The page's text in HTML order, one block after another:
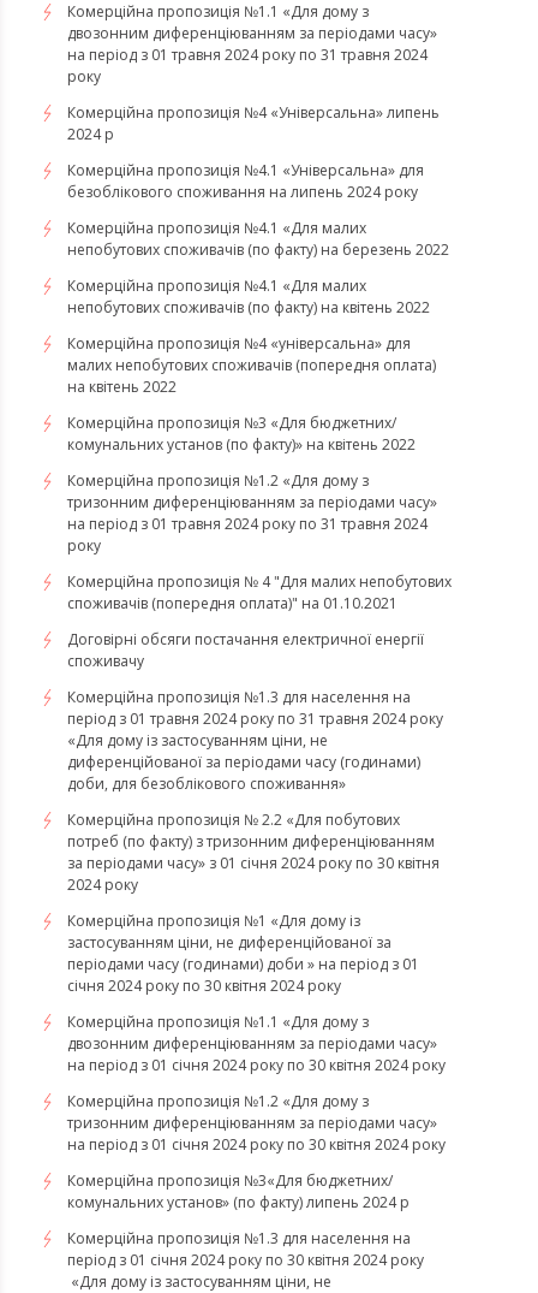
Комерційна пропозиція №1.1 «Для дому з
двозонним диференціюванням за періодами часу»
на період з 01 травня 2024 року по 31 травня 2024
року
Комерційна пропозиція №4 «Універсальна» липень
2024 р
Комерційна пропозиція №4.1 «Універсальна» для
безоблікового споживання на липень 2024 року
​​​​​​​Комерційна пропозиція №4.1 «Для малих
непобутових споживачів (по факту) на березень 2022
Комерційна пропозиція №4.1 «Для малих
непобутових споживачів (по факту) на квітень 2022
​​​​​​​Комерційна пропозиція №4 «універсальна» для
малих непобутових споживачів (попередня оплата)
на квітень 2022
Комерційна пропозиція №3 «Для бюджетних/
комунальних установ (по факту)» на квітень 2022
Комерційна пропозиція №1.2 «Для дому з
тризонним диференціюванням за періодами часу»
на період з 01 травня 2024 року по 31 травня 2024
року
Комерційна пропозиція № 4 "Для малих непобутових
споживачів (попередня оплата)" на 01.10.2021
Договірні обсяги постачання електричної енергії
споживачу
Комерційна пропозиція №1.3 для населення на
період з 01 травня 2024 року по 31 травня 2024 року
«Для дому із застосуванням ціни, не
диференційованої за періодами часу (годинами)
доби, для безоблікового споживання»
Комерційна пропозиція № 2.2 «Для побутових
потреб (по факту) з тризонним диференціюванням
за періодами часу» з 01 січня 2024 року по 30 квітня
2024 року
Комерційна пропозиція №1 «Для дому із
застосуванням ціни, не диференційованої за
періодами часу (годинами) доби » на період з 01
січня 2024 року по 30 квітня 2024 року
Комерційна пропозиція №1.1 «Для дому з
двозонним диференціюванням за періодами часу»
на період з 01 січня 2024 року по 30 квітня 2024 року
Комерційна пропозиція №1.2 «Для дому з
тризонним диференціюванням за періодами часу»
на період з 01 січня 2024 року по 30 квітня 2024 року
Комерційна пропозиція №3«Для бюджетних/
комунальних установ» (по факту) липень 2024 р
Комерційна пропозиція №1.3 для населення на
період з 01 січня 2024 року по 30 квітня 2024 року
«Для дому із застосуванням ціни, не